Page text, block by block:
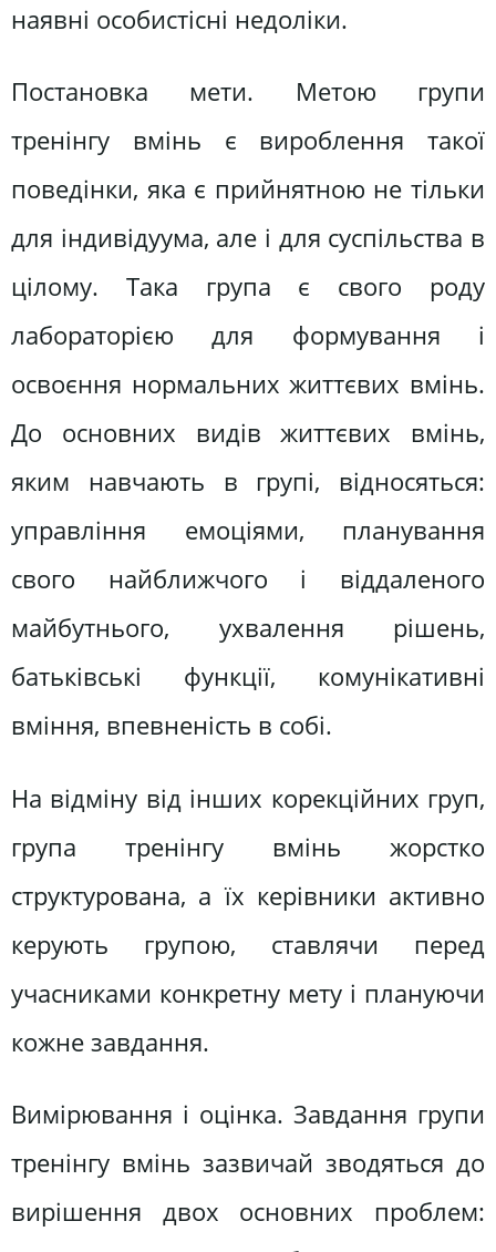
наявні особистісні недоліки.
Постановка мети. Метою групи
тренінгу вмінь є вироблення такої
поведінки, яка є прийнятною не тільки
для індивідуума, але і для суспільства в
цілому. Така група є свого роду
лабораторією для формування і
освоєння нормальних життєвих вмінь.
До основних видів життєвих вмінь,
яким навчають в групі, відносяться:
управління емоціями, планування
свого найближчого і віддаленого
майбутнього, ухвалення рішень,
батьківські функції, комунікативні
вміння, впевненість в собі.
На відміну від інших корекційних груп,
група тренінгу вмінь жорстко
структурована, а їх керівники активно
керують групою, ставлячи перед
учасниками конкретну мету і плануючи
кожне завдання.
Вимірювання і оцінка. Завдання групи
тренінгу вмінь зазвичай зводяться до
вирішення двох основних проблем: